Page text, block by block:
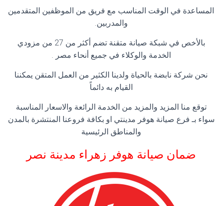
المساعدة في الوقت المناسب مع فريق من الموظفين المتقدمين
والمدربين.
بالأخص في شبكة صيانة متقنة تضم أكثر من 27 من مزودي
الخدمة والوكلاء في جميع أنحاء مصر .
نحن شركة نابضة بالحياة ولدينا الكثير من العمل المتقن يمكننا
القيام به دائماً
توقع منا المزيد والمزيد من الخدمة الرائعة والاسعار المناسبة
سواء بـ فرع صيانة هوفر مدينتي او بكافة فروعنا المنتشرة بالمدن
والمناطق الرئيسية
ضمان صيانة هوفر زهراء مدينة نصر